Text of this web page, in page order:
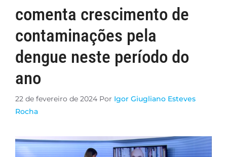
comenta crescimento de
contaminações pela
dengue neste período do
ano
22 de fevereiro de 2024 Por Igor Giugliano Esteves
Rocha